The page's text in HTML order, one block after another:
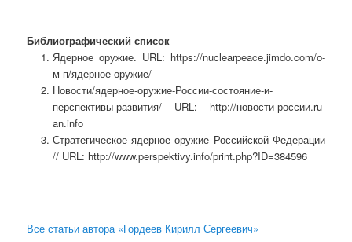
Библиографический список
Ядерное оружие. URL: https://nuclearpeace.jimdo.com/о-
м-п/ядерное-оружие/
Новости/ядерное-оружие-России-состояние-и-
перспективы-развития/ URL: http://новости-россии.ru-
an.info
Стратегическое ядерное оружие Российской Федерации
// URL: http://www.perspektivy.info/print.php?ID=384596
Все статьи автора «Гордеев Кирилл Сергеевич»